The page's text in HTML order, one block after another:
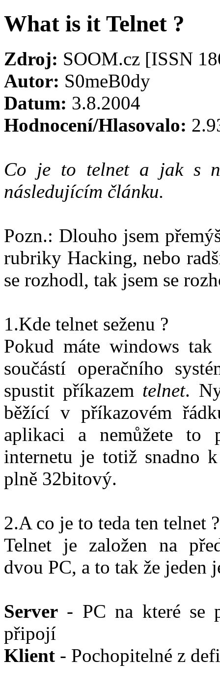
What is it Telnet ?
Zdroj: SOOM.cz [ISSN
Autor: S0meB0dy
Datum: 3.8.2004
Hodnocení/Hlasovalo:
Co je to telnet a jak s
následujícím článku.
Pozn.: Dlouho jsem
rubriky Hacking, nebo
se rozhodl, tak jsem se
1.Kde telnet seženu ?
Pokud máte windows
součástí operačního
spustit příkazem telnet.
běžící v příkazovém
aplikaci a nemůžete to
internetu je totiž snadno
plně 32bitový.
2.A co je to teda ten telnet ?
Telnet je založen na
dvou PC, a to tak že jeden
Server - PC na které se
připojí
Klient - Pochopitelné z